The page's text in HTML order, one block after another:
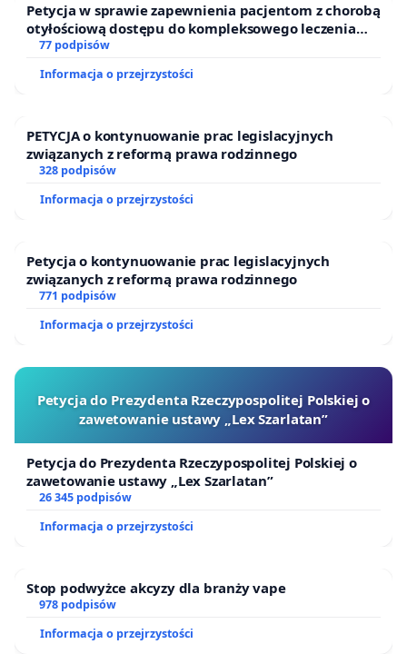
Petycja w sprawie zapewnienia pacjentom z chorobą
otyłościową dostępu do kompleksowego leczenia
oraz programów profilaktycznych.
77 podpisów
Informacja o przejrzystości
PETYCJA o kontynuowanie prac legislacyjnych
związanych z reformą prawa rodzinnego
328 podpisów
Informacja o przejrzystości
Petycja o kontynuowanie prac legislacyjnych
związanych z reformą prawa rodzinnego
771 podpisów
Informacja o przejrzystości
Petycja do Prezydenta Rzeczypospolitej Polskiej o
zawetowanie ustawy „Lex Szarlatan”
Petycja do Prezydenta Rzeczypospolitej Polskiej o
zawetowanie ustawy „Lex Szarlatan”
26 345 podpisów
Informacja o przejrzystości
Stop podwyżce akcyzy dla branży vape
978 podpisów
Informacja o przejrzystości